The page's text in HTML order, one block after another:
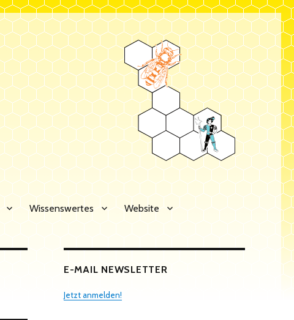
Wissenswertes Website
E-MAIL NEWSLETTER
Jetzt anmelden!